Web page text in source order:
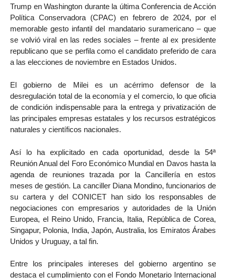
Trump en Washington durante la última Conferencia de Acción
Política Conservadora (CPAC) en febrero de 2024, por el
memorable gesto infantil del mandatario suramericano – que
se volvió viral en las redes sociales – frente al ex presidente
republicano que se perfila como el candidato preferido de cara
a las elecciones de noviembre en Estados Unidos.
El gobierno de Milei es un acérrimo defensor de la
desregulación total de la economía y el comercio, lo que oficia
de condición indispensable para la entrega y privatización de
las principales empresas estatales y los recursos estratégicos
naturales y científicos nacionales.
Así lo ha explicitado en cada oportunidad, desde la 54ª
Reunión Anual del Foro Económico Mundial en Davos hasta la
agenda de reuniones trazada por la Cancillería en estos
meses de gestión. La canciller Diana Mondino, funcionarios de
su cartera y del CONICET han sido los responsables de
negociaciones con empresarios y autoridades de la Unión
Europea, el Reino Unido, Francia, Italia, República de Corea,
Singapur, Polonia, India, Japón, Australia, los Emiratos Árabes
Unidos y Uruguay, a tal fin.
Entre los principales intereses del gobierno argentino se
destaca el cumplimiento con el Fondo Monetario Internacional